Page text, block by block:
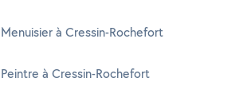
Menuisier à Cressin-Rochefort
Peintre à Cressin-Rochefort